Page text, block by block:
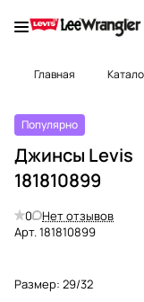
Главная
Популярно
Джинсы Levis
181810899
0
Нет отзывов
Арт.181810899
Размер: 29/32